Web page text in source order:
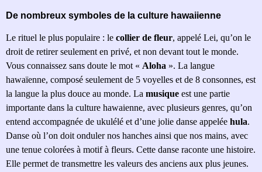
De nombreux symboles de la culture hawaiienne
Le rituel le plus populaire : le collier de fleur, appelé Lei, qu’on le
droit de retirer seulement en privé, et non devant tout le monde.
Vous connaissez sans doute le mot « Aloha ». La langue
hawaïenne, composé seulement de 5 voyelles et de 8 consonnes, est
la langue la plus douce au monde. La musique est une partie
importante dans la culture hawaienne, avec plusieurs genres, qu’on
entend accompagnée de ukulélé et d’une jolie danse appelée hula.
Danse où l’on doit onduler nos hanches ainsi que nos mains, avec
une tenue colorées à motif à fleurs. Cette danse raconte une histoire.
Elle permet de transmettre les valeurs des anciens aux plus jeunes.